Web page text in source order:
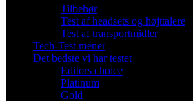
Tilbehør
Test af headsets og højttalere
Test af transportmidler
Tech-Test mener
Det bedste vi har testet
Editors choice
Platinum
Gold